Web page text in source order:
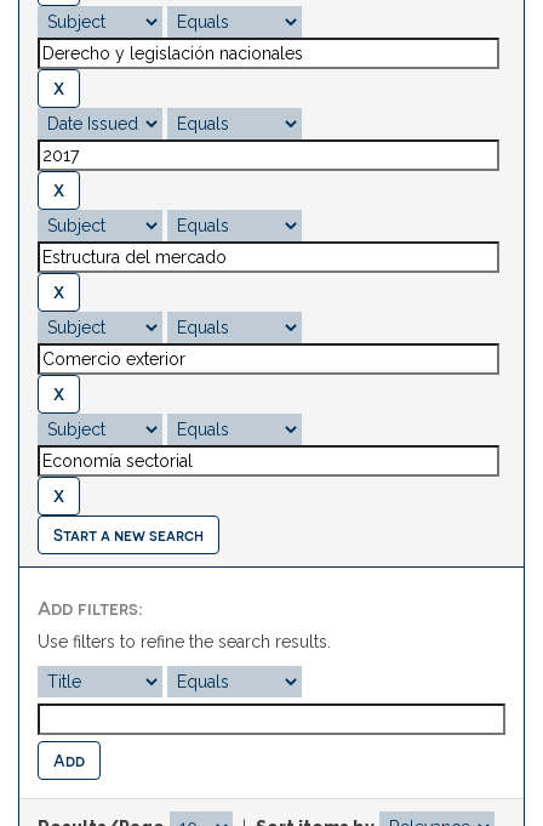
Start a new search
Add filters:
Use filters to refine the search results.